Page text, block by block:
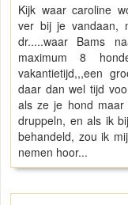
Kijk waar caroline
ver bij je vandaan,
dr.....waar Bams
maximum 8
vakantietijd,,,een
daar dan wel tijd
als ze je hond
druppeln, en als ik
behandeld, zou ik
nemen hoor...